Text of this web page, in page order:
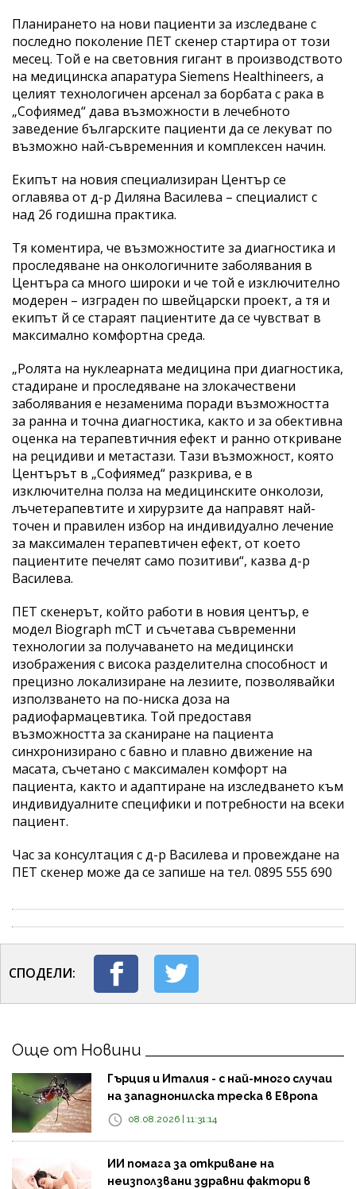
Планирането на нови пациенти за изследване с
последно поколение ПЕТ скенер стартира от този
месец. Той е на световния гигант в производството
на медицинска апаратура Siemens Healthineers, а
целият технологичен арсенал за борбата с рака в
„Софиямед“ дава възможности в лечебното
заведение българските пациенти да се лекуват по
възможно най-съвременния и комплексен начин.
Екипът на новия специализиран Център се
оглавява от д-р Диляна Василева – специалист с
над 26 годишна практика.
Тя коментира, че възможностите за диагностика и
проследяване на онкологичните заболявания в
Центъра са много широки и че той е изключително
модерен – изграден по швейцарски проект, а тя и
екипът й се стараят пациентите да се чувстват в
максимално комфортна среда.
„Ролята на нуклеарната медицина при диагностика,
стадиране и проследяване на злокачествени
заболявания е незаменима поради възможността
за ранна и точна диагностика, както и за обективна
оценка на терапевтичния ефект и ранно откриване
на рецидиви и метастази. Тази възможност, която
Центърът в „Софиямед“ разкрива, е в
изключителна полза на медицинските онколози,
лъчетерапевтите и хирурзите да направят най-
точен и правилен избор на индивидуално лечение
за максимален терапевтичен ефект, от което
пациентите печелят само позитиви“, казва д-р
Василева.
ПЕТ скенерът, който работи в новия център, е
модел Biograph mCT и съчетава съвременни
технологии за получаването на медицински
изображения с висока разделителна способност и
прецизно локализиране на лезиите, позволявайки
използването на по-ниска доза на
радиофармацевтика. Той предоставя
възможността за сканиране на пациента
синхронизирано с бавно и плавно движение на
масата, съчетано с максимален комфорт на
пациента, както и адаптиране на изследването към
индивидуалните специфики и потребности на всеки
пациент.
Час за консултация с д-р Василева и провеждане на
ПЕТ скенер може да се запише на тел. 0895 555 690
СПОДЕЛИ:
Още от Новини
Гърция и Италия - с най-много случаи
на западнонилска треска в Европа
08.08.2026 | 11:31:14
ИИ помага за откриване на
неизползвани здравни фактори в